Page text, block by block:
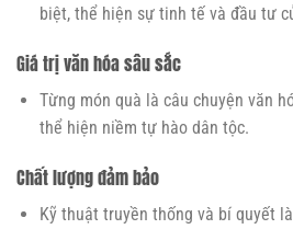
biệt, thể hiện sự tinh tế và đầu tư
Giá trị văn hóa sâu sắc
Từng món quà là câu chuyện văn
thể hiện niềm tự hào dân tộc.
Chất lượng đảm bảo
Kỹ thuật truyền thống và bí quyết